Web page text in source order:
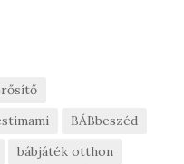
BÁBbeszéd
bábjáték otthon